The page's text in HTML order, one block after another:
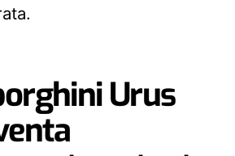
Urus